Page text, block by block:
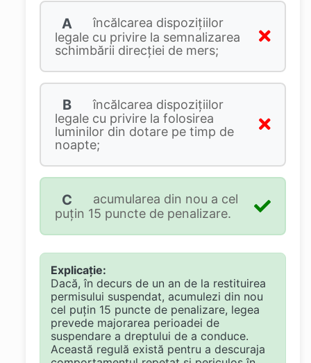
A
încălcarea dispoziţiilor
legale cu privire la semnalizarea
schimbării direcţiei de mers;
B
încălcarea dispoziţiilor
legale cu privire la folosirea
luminilor din dotare pe timp de
noapte;
C
acumularea din nou a cel
puţin 15 puncte de penalizare.
Explicație:
Dacă, în decurs de un an de la restituirea
permisului suspendat, acumulezi din nou
cel puțin 15 puncte de penalizare, legea
prevede majorarea perioadei de
suspendare a dreptului de a conduce.
Această regulă există pentru a descuraja